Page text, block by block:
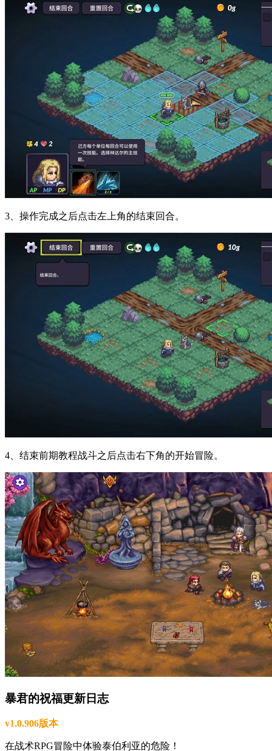
3、操作完成之后点击左上角的结束回合。
4、结束前期教程战斗之后点击右下角的开始冒险。
暴君的祝福更新日志
v1.0.906版本
在战术RPG冒险中体验泰伯利亚的危险！